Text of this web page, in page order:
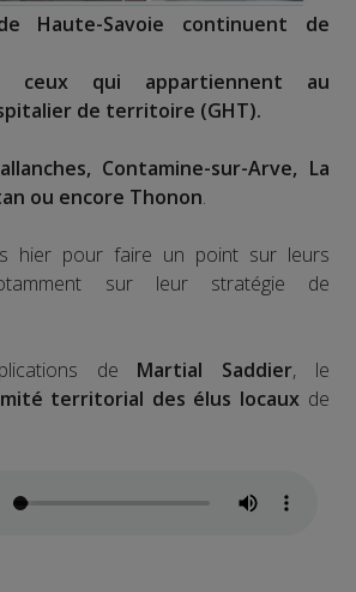
Haute-Savoie continuent de
ceux qui appartiennent au
de territoire (GHT).
Contamine-sur-Arve, La
ou encore Thonon.
hier pour faire un point sur leurs
sur leur stratégie de
de Martial Saddier, le
territorial des élus locaux de